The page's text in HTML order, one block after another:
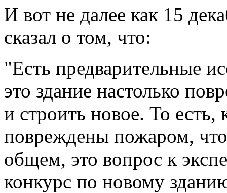
И вот не далее как 15
сказал о том, что:
"Есть предварительные
это здание настолько
и строить новое. То есть,
повреждены пожаром,
общем, это вопрос к
конкурс по новому